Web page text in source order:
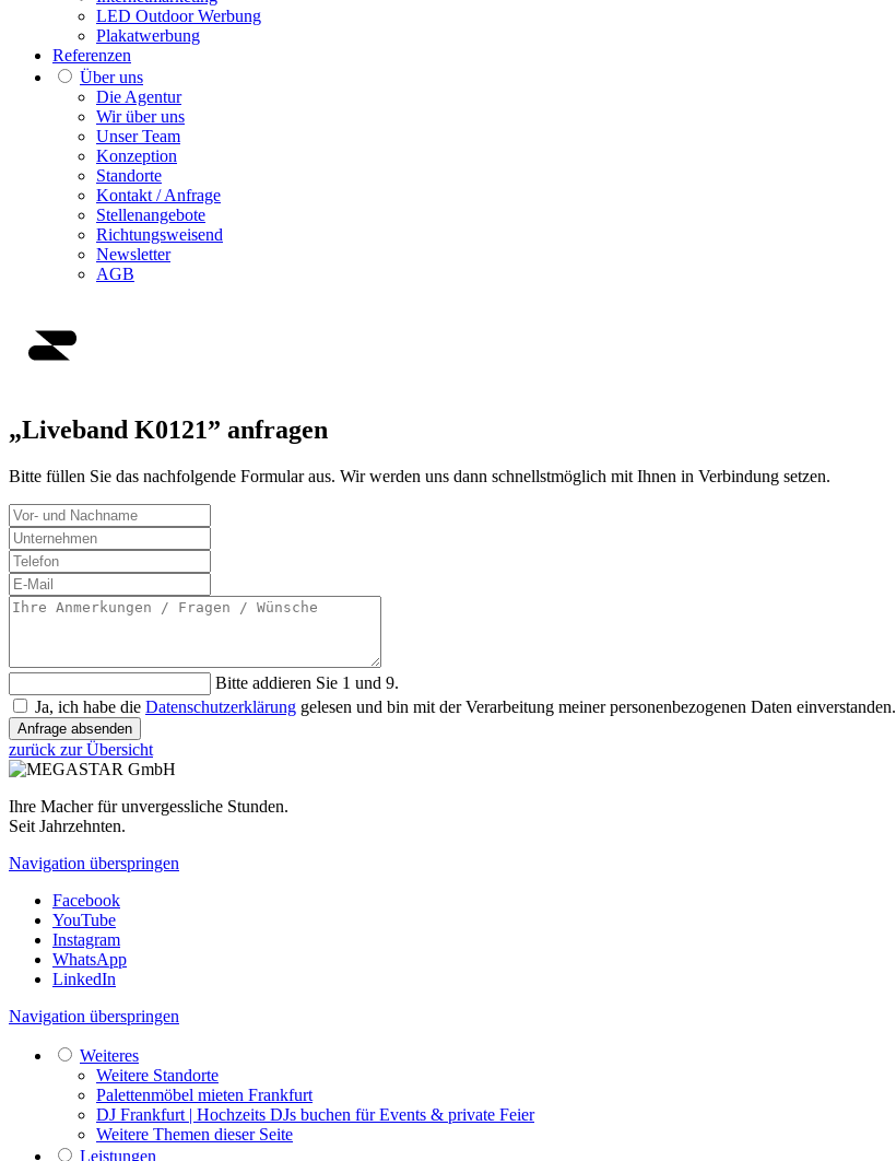
LED Outdoor Werbung
Plakatwerbung
Referenzen
Über uns
Die Agentur
Wir über uns
Unser Team
Konzeption
Standorte
Kontakt / Anfrage
Stellenangebote
Richtungsweisend
Newsletter
AGB
„Liveband K0121” anfragen
Bitte füllen Sie das nachfolgende Formular aus. Wir werden uns dann schnellstmöglich mit Ihnen in Verbindung setzen.
Bitte addieren Sie 1 und 9.
Ja, ich habe die Datenschutzerklärung gelesen und bin mit der Verarbeitung meiner personenbezogenen Daten einverstanden.
Anfrage absenden
zurück zur Übersicht
Ihre Macher für unvergessliche Stunden.
Seit Jahrzehnten.
Navigation überspringen
Facebook
YouTube
Instagram
WhatsApp
LinkedIn
Navigation überspringen
Weiteres
Weitere Standorte
Palettenmöbel mieten Frankfurt
DJ Frankfurt | Hochzeits DJs buchen für Events & private Feier
Weitere Themen dieser Seite
Leistungen